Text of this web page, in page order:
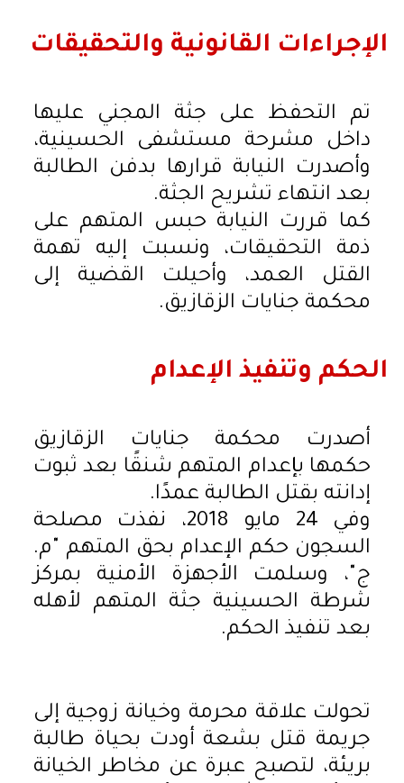
الإجراءات القانونية والتحقيقات
تم التحفظ على جثة المجني عليها
داخل مشرحة مستشفى الحسينية،
وأصدرت النيابة قرارها بدفن الطالبة
بعد انتهاء تشريح الجثة.
كما قررت النيابة حبس المتهم على
ذمة التحقيقات، ونسبت إليه تهمة
القتل العمد، وأحيلت القضية إلى
محكمة جنايات الزقازيق.
الحكم وتنفيذ الإعدام
أصدرت محكمة جنايات الزقازيق
حكمها بإعدام المتهم شنقًا بعد ثبوت
إدانته بقتل الطالبة عمدًا.
وفي 24 مايو 2018، نفذت مصلحة
السجون حكم الإعدام بحق المتهم "م.
ج"، وسلمت الأجهزة الأمنية بمركز
شرطة الحسينية جثة المتهم لأهله
بعد تنفيذ الحكم.
تحولت علاقة محرمة وخيانة زوجية إلى
جريمة قتل بشعة أودت بحياة طالبة
بريئة، لتصبح عبرة عن مخاطر الخيانة